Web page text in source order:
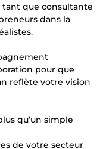
tant que consultante
dans la
pour que
reflète votre vision
qu’un simple
de votre secteur